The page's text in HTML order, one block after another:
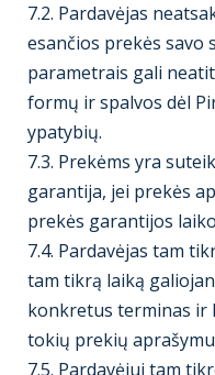
7.2. Pardavėjas
esančios prekės savo
parametrais gali
formų ir spalvos dėl
ypatybių.
7.3. Prekėms yra
garantija, jei prekės
prekės garantijos
7.4. Pardavėjas tam
tam tikrą laiką
konkretus terminas ir
tokių prekių
7.5. Pardavėjui tam